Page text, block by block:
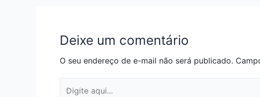
Deixe um comentário
O seu endereço de e-mail não será publicado.